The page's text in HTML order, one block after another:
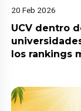
20 Feb 2026
UCV dentro
los rankings